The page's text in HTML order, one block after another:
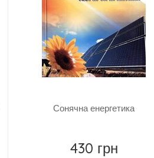
Сонячна енергетика
430 грн